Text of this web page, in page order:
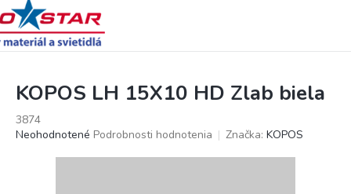
KOPOS LH 15X10 HD Zlab biela
3874
Priemerné
Neohodnotené Podrobnosti hodnotenia Značka: KOPOS